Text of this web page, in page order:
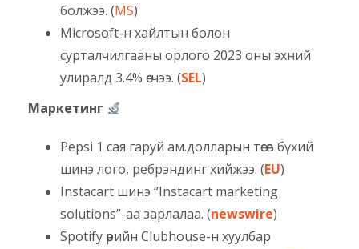
болжээ. (MS)
Microsoft-н хайлтын болон
сурталчилгааны орлого 2023 оны эхний
улиралд 3.4% өсчээ. (SEL)
Маркетинг
Pepsi 1 сая гаруй ам.долларын төсөв бүхий
шинэ лого, ребрэндинг хийжээ. (EU)
Instacart шинэ “Instacart marketing
solutions”-аа зарлалаа. (newswire)
Spotify өөрийн Clubhouse-н хуулбар